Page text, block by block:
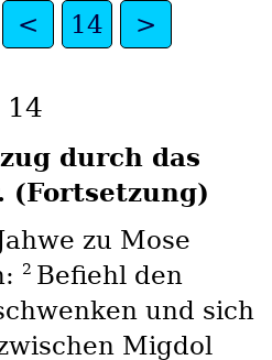
< 14 >
14
durch das
(Fortsetzung)
zu Mose
2 Befiehl den
und sich
Migdol